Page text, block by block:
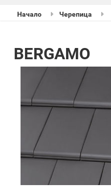
Начало Черепица
BERGAMO